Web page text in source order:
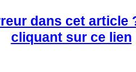
dans cet article
cliquant sur ce lien